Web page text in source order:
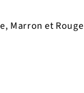
Marron et Rouge